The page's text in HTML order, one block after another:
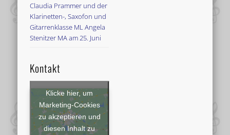
Claudia Prammer und der
Klarinetten-, Saxofon und
Gitarrenklasse ML Angela
Stenitzer MA am 25. Juni
Kontakt
Klicke hier, um
Marketing-Cookies
zu akzeptieren und
diesen Inhalt zu